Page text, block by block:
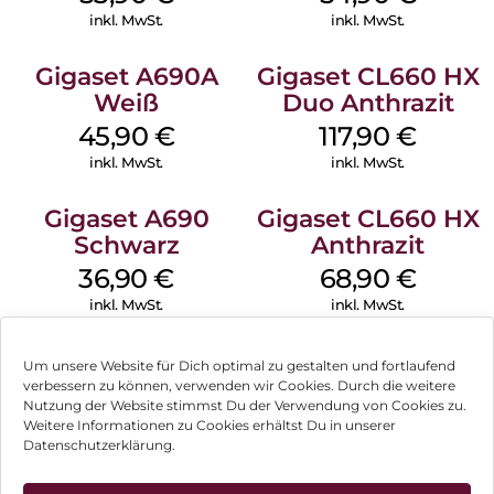
Um unsere Website für Dich optimal zu gestalten und fortlaufend
verbessern zu können, verwenden wir Cookies. Durch die weitere
Nutzung der Website stimmst Du der Verwendung von Cookies zu.
Weitere Informationen zu Cookies erhältst Du in unserer
Datenschutzerklärung.
inkl. MwSt. inkl. MwSt.
Gigaset A690A
Weiß
45,90 €
inkl. MwSt.
Gigaset CL660 HX
Duo Anthrazit
117,90€
inkl. MwSt.
Gigaset A690
Schwarz
36,90€
inkl. MwSt.
Gigaset CL660 HX
Anthrazit
68,90 €
inkl. MwSt.
Impressum